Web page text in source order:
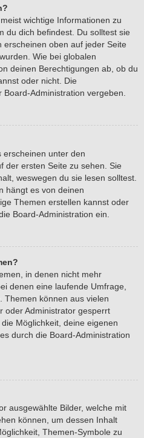
wichtige Informationen zu
du dich befindest. Du solltest sie
oben auf jeder Seite
Wie bei globalen
deinen Berechtigungen ab, ob du
oder nicht. Die
Administration vergeben.
erscheinen unter den
der ersten Seite zu sehen. Sie
weswegen du sie lesen solltest.
hängt es von deinen
Themen erstellen kannst oder
Board-Administration ein.
in denen nicht mehr
denen eine laufende Umfrage,
Themen können aus vielen
oder Administrator gesperrt
Möglichkeit, deine eigenen
durch die Board-Administration
ausgewählte Bilder, welche mit
können, um dessen Inhalt
Themen-Symbole zu